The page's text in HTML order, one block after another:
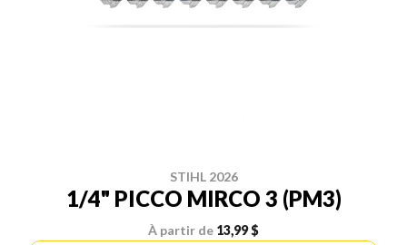
STIHL 2026
1/4" PICCO MIRCO 3 (PM3)
À partir de 13,99 $